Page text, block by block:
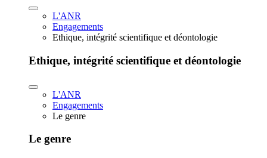
L'ANR
Engagements
Ethique, intégrité scientifique et déontologie
Ethique, intégrité scientifique et déontologie
L'ANR
Engagements
Le genre
Le genre